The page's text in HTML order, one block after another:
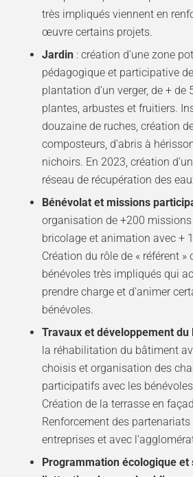
très impliqués viennent en
œuvre certains projets.
Jardin : création d’une zone
pédagogique et participative
plantation d’un verger, de + de
plantes, arbustes et fruitiers.
douzaine de ruches, création
composteurs, d’abris à
nichoirs. En 2023, création
réseau de récupération des
Bénévolat et missions
organisation de +200
bricolage et animation avec +
Création du rôle de « référent »
bénévoles très impliqués qui
prendre charge et d’animer
bénévoles.
Travaux et développement du
la réhabilitation du bâtiment
choisis et organisation des
participatifs avec les
Création de la terrasse en
Renforcement des partenariats
entreprises et avec
Programmation écologique et